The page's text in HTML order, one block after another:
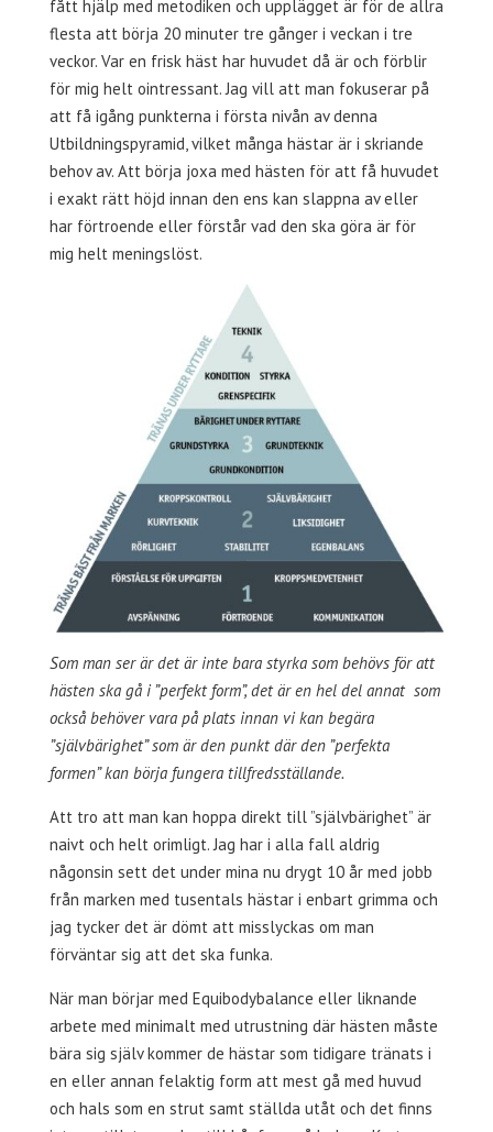
fått hjälp med metodiken och upplägget är för de allra
flesta att börja 20 minuter tre gånger i veckan i tre
veckor. Var en frisk häst har huvudet då är och förblir
för mig helt ointressant. Jag vill att man fokuserar på
att få igång punkterna i första nivån av denna
Utbildningspyramid, vilket många hästar är i skriande
behov av. Att börja joxa med hästen för att få huvudet
i exakt rätt höjd innan den ens kan slappna av eller
har förtroende eller förstår vad den ska göra är för
mig helt meningslöst.
Som man ser är det är inte bara styrka som behövs för att
hästen ska gå i ”perfekt form”, det är en hel del annat som
också behöver vara på plats innan vi kan begära
”självbärighet” som är den punkt där den ”perfekta
formen” kan börja fungera tillfredsställande.
Att tro att man kan hoppa direkt till ”självbärighet” är
naivt och helt orimligt. Jag har i alla fall aldrig
någonsin sett det under mina nu drygt 10 år med jobb
från marken med tusentals hästar i enbart grimma och
jag tycker det är dömt att misslyckas om man
förväntar sig att det ska funka.
När man börjar med Equibodybalance eller liknande
arbete med minimalt med utrustning där hästen måste
bära sig själv kommer de hästar som tidigare tränats i
en eller annan felaktig form att mest gå med huvud
och hals som en strut samt ställda utåt och det finns